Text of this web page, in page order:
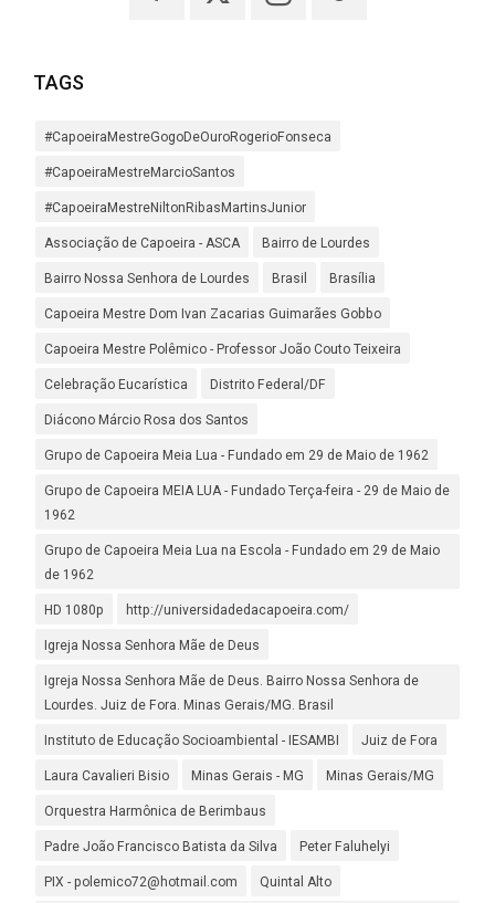
TAGS
#CapoeiraMestreGogoDeOuroRogerioFonseca
#CapoeiraMestreMarcioSantos
#CapoeiraMestreNiltonRibasMartinsJunior
Associação de Capoeira - ASCA Bairro de Lourdes
Bairro Nossa Senhora de Lourdes Brasil Brasília
Capoeira Mestre Dom Ivan Zacarias Guimarães Gobbo
Capoeira Mestre Polêmico - Professor João Couto Teixeira
Celebração Eucarística Distrito Federal/DF
Diácono Márcio Rosa dos Santos
Grupo de Capoeira Meia Lua - Fundado em 29 de Maio de 1962
Grupo de Capoeira MEIA LUA - Fundado Terça-feira - 29 de Maio de
1962
Grupo de Capoeira Meia Lua na Escola - Fundado em 29 de Maio
de 1962
HD 1080p http://universidadedacapoeira.com/
Igreja Nossa Senhora Mãe de Deus
Igreja Nossa Senhora Mãe de Deus. Bairro Nossa Senhora de
Lourdes. Juiz de Fora. Minas Gerais/MG. Brasil
Instituto de Educação Socioambiental - IESAMBI Juiz de Fora
Laura Cavalieri Bisio Minas Gerais - MG Minas Gerais/MG
Orquestra Harmônica de Berimbaus
Padre João Francisco Batista da Silva Peter Faluhelyi
PIX - polemico72@hotmail.com Quintal Alto